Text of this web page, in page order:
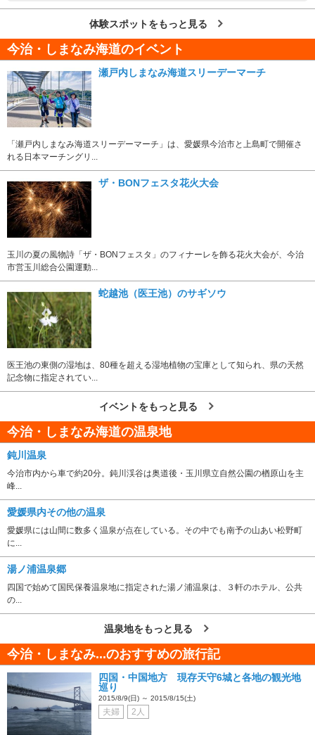
体験スポットをもっと見る
今治・しまなみ海道のイベント
瀬戸内しまなみ海道スリーデーマーチ
「瀬戸内しまなみ海道スリーデーマーチ」は、愛媛県今治市と上島町で開催さ
れる日本マーチングリ...
ザ・BONフェスタ花火大会
玉川の夏の風物詩「ザ・BONフェスタ」のフィナーレを飾る花火大会が、今治
市営玉川総合公園運動...
蛇越池（医王池）のサギソウ
医王池の東側の湿地は、80種を超える湿地植物の宝庫として知られ、県の天然
記念物に指定されてい...
イベントをもっと見る
今治・しまなみ海道の温泉地
鈍川温泉
今治市内から車で約20分。鈍川渓谷は奥道後・玉川県立自然公園の楢原山を主
峰...
愛媛県内その他の温泉
愛媛県には山間に数多く温泉が点在している。その中でも南予の山あい松野町
に...
湯ノ浦温泉郷
四国で始めて国民保養温泉地に指定された湯ノ浦温泉は、３軒のホテル、公共
の...
温泉地をもっと見る
今治・しまなみ...のおすすめの旅行記
四国・中国地方 現存天守6城と各地の観光地
巡り
2015/8/9(日) ～ 2015/8/15(土)
夫婦 2人